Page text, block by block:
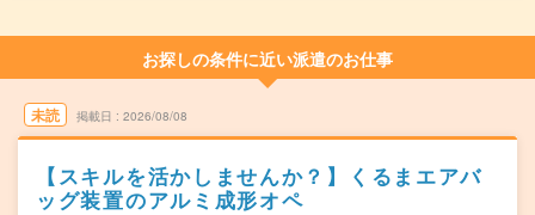
お探しの条件に近い派遣のお仕事
未読 掲載日 2026/08/08
【スキルを活かしませんか？】くるまエアバ
ッグ装置のアルミ成形オペ